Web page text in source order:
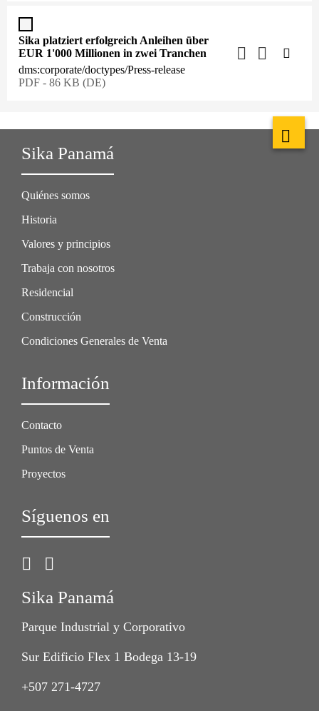
Sika platziert erfolgreich Anleihen über
EUR 1'000 Millionen in zwei Tranchen
dms:corporate/doctypes/Press-release
PDF - 86 KB (DE)
Sika Panamá
Quiénes somos
Historia
Valores y principios
Trabaja con nosotros
Residencial
Construcción
Condiciones Generales de Venta
Información
Contacto
Puntos de Venta
Proyectos
Síguenos en
Sika Panamá
Parque Industrial y Corporativo
Sur Edificio Flex 1 Bodega 13-19
+507 271-4727